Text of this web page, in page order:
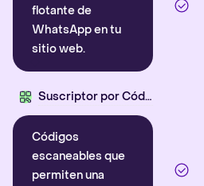
flotante de
WhatsApp en tu
sitio web.
Suscriptor por Código QR
Códigos
escaneables que
permiten una